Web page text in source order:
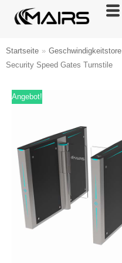
Zum
Inhalt
Startseite » Geschwindigkeitstore
Security Speed Gates Turnstile
Angebot!